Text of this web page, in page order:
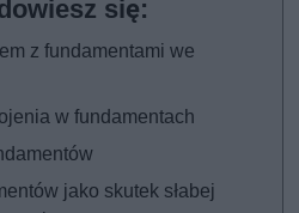
z fundamentami we
w fundamentach
jako skutek słabej